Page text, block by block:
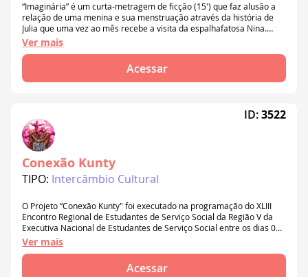
“Imaginária” é um curta-metragem de ficção (15') que faz alusão a
relação de uma menina e sua menstruação através da história de
Julia que uma vez ao mês recebe a visita da espalhafatosa Nina.
Quando percebe que não vai conseguir se livrar de Nina tão cedo,
Julia descobre que talvez a visitante não seja tão inconveniente
assim e, mais do que um empecilho em sua rotina, Nina pode ser
Ver mais
Acessar
Conexão Kunty
TIPO: Intercâmbio Cultural
ID:3522
O Projeto “Conexão Kunty" foi executado na programação do XLIII
Encontro Regional de Estudantes de Serviço Social da Região V da
Executiva Nacional de Estudantes de Serviço Social entre os dias 04
e 07 de junho de 2026, na cidade de Niterói/RJ com a temática:
“Onde o Estado fabrica mortes, que o Serviço Social afirme a vida: o
compromisso ético-político no enfrentamento ao genocídio negro”
Ver mais
Acessar